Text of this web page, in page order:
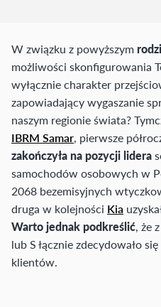
W związku z powyższym
możliwości skonfigurowania
wyłącznie charakter
zapowiadający wygaszanie
naszym regionie świata?
IBRM Samar, pierwsze
zakończyła na pozycji lidera
samochodów osobowych w
2068 bezemisyjnych
druga w kolejności Kia
Warto jednak podkreślić, że
lub S łącznie zdecydowało
klientów.